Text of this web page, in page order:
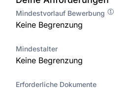
Mindestvorlauf Bewerbung
Keine Begrenzung
Mindestalter
Keine Begrenzung
Erforderliche Dokumente